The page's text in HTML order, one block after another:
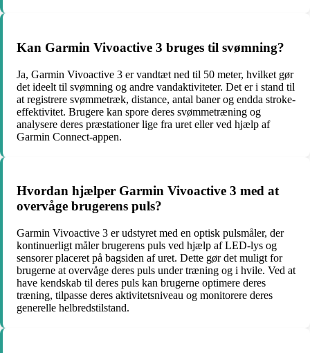
Kan Garmin Vivoactive 3 bruges til svømning?
Ja, Garmin Vivoactive 3 er vandtæt ned til 50 meter, hvilket gør
det ideelt til svømning og andre vandaktiviteter. Det er i stand til
at registrere svømmetræk, distance, antal baner og endda stroke-
effektivitet. Brugere kan spore deres svømmetræning og
analysere deres præstationer lige fra uret eller ved hjælp af
Garmin Connect-appen.
Hvordan hjælper Garmin Vivoactive 3 med at
overvåge brugerens puls?
Garmin Vivoactive 3 er udstyret med en optisk pulsmåler, der
kontinuerligt måler brugerens puls ved hjælp af LED-lys og
sensorer placeret på bagsiden af uret. Dette gør det muligt for
brugerne at overvåge deres puls under træning og i hvile. Ved at
have kendskab til deres puls kan brugerne optimere deres
træning, tilpasse deres aktivitetsniveau og monitorere deres
generelle helbredstilstand.